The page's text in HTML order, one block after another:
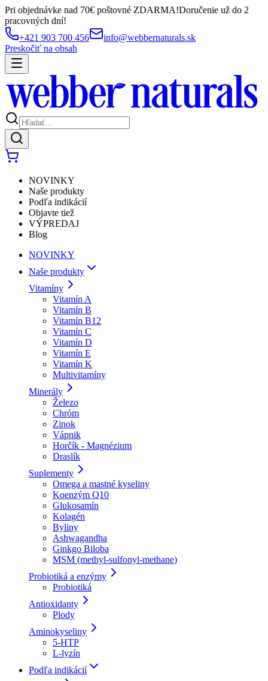
Pri objednávke nad 70€ poštovné ZDARMA!Doručenie už do 2
pracovných dní!
+421 903 700 456
info@webbernaturals.sk
Preskočiť na obsah
NOVINKY
Naše produkty
Podľa indikácií
Objavte tiež
VÝPREDAJ
Blog
NOVINKY
Naše produkty
Vitamíny
Vitamín A
Vitamín B
Vitamín B12
Vitamín C
Vitamín D
Vitamín E
Vitamín K
Multivitamíny
Minerály
Železo
Chróm
Zinok
Vápnik
Horčík - Magnézium
Draslík
Suplementy
Omega a mastné kyseliny
Koenzým Q10
Glukosamín
Kolagén
Byliny
Ashwagandha
Ginkgo Biloba
MSM (methyl-sulfonyl-methane)
Probiotiká a enzýmy
Probiotiká
Antioxidanty
Plody
Aminokyseliny
5-HTP
L-lyzín
Podľa indikácií